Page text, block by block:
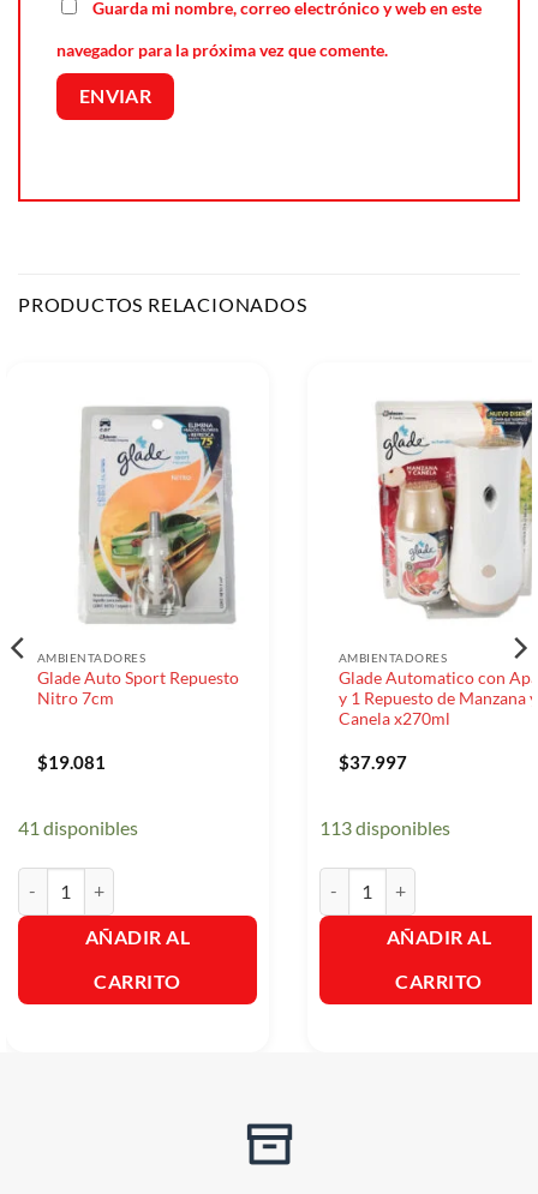
Guarda mi nombre, correo electrónico y web en este
navegador para la próxima vez que comente.
PRODUCTOS RELACIONADOS
AMBIENTADORES
Glade Auto Sport Repuesto
Nitro 7cm
$19.081
41 disponibles
AÑADIR AL
CARRITO
AMBIENTADORES
Glade Automatico con
y 1 Repuesto de Manzana y
Canela x270ml
$37.997
113 disponibles
AÑADIR AL
CARRITO